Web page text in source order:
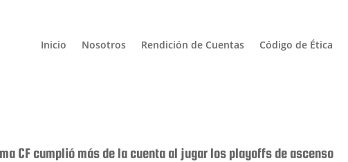
Inicio Nosotros Rendición de Cuentas Código de Ética
CF cumplió más de la cuenta al jugar los playoffs de ascenso